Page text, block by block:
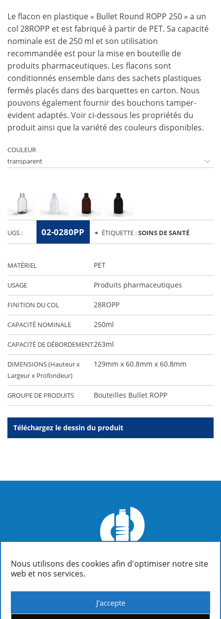
Nous utilisons des cookies afin d'optimiser notre site
web et nos services.
J'accepte
Téléchargez le dessin du produit
Le flacon en plastique « Bullet Round ROPP 250 » a un
col 28ROPP et est fabriqué à partir de PET. Sa capacité
nominale est de 250 ml et son utilisation
recommandée est pour la mise en bouteille de
produits pharmaceutiques. Les flacons sont
conditionnés ensemble dans des sachets plastiques
fermés placés dans des barquettes en carton. Nous
pouvons également fournir des bouchons tamper-
evident adaptés. Voir ci-dessous les propriétés du
produit ainsi que la variété des couleurs disponibles.
MATÉRIEL PET
USAGE Produits pharmaceutiques
FINITION DU COL 28ROPP
CAPACITÉ NOMINALE 250ml
CAPACITÉ DE DÉBORDEMENT263ml
DIMENSIONS (Hauteur x
Largeur x Profondeur)
129mm x 60.8mm x 60.8mm
GROUPE DE PRODUITS Bouteilles Bullet ROPP
COULEUR
UGS : 02-0280PP ÉTIQUETTE :SOINS DE SANTÉ
FIALOPLASTIKI SA
(+30)22620 31090 : Informations | Comptabilité | Ventes
(+30)22620 31326 : Direction Générale | Gestion des ventes
(+30)22620 31382 : Service Technique | Conception et ingénierie de